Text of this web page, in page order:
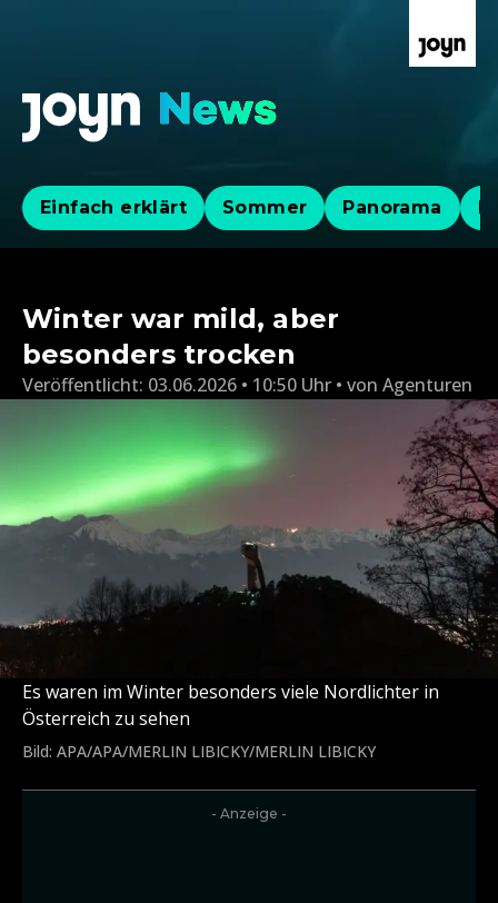
Einfach erklärt Sommer Panorama
Winter war mild, aber
besonders trocken
Veröffentlicht: 03.06.2026 • 10:50 Uhr von Agenturen
Es waren im Winter besonders viele Nordlichter in
Österreich zu sehen
Bild: APA/APA/MERLIN LIBICKY/MERLIN LIBICKY
- Anzeige -